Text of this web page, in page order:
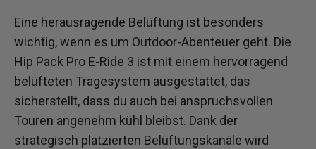
Eine herausragende Belüftung ist besonders
wichtig, wenn es um Outdoor-Abenteuer geht. Die
Hip Pack Pro E-Ride 3 ist mit einem hervorragend
belüfteten Tragesystem ausgestattet, das
sicherstellt, dass du auch bei anspruchsvollen
Touren angenehm kühl bleibst. Dank der
strategisch platzierten Belüftungskanäle wird